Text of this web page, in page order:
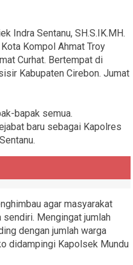
Indra Sentanu, SH.S.IK.MH.
Kompol Ahmat Troy
Curhat. Bertempat di
Kabupaten Cirebon. Jumat
bapak semua.
baru sebagai Kapolres
agar masyarakat
Mengingat jumlah
dengan jumlah warga
didampingi Kapolsek Mundu